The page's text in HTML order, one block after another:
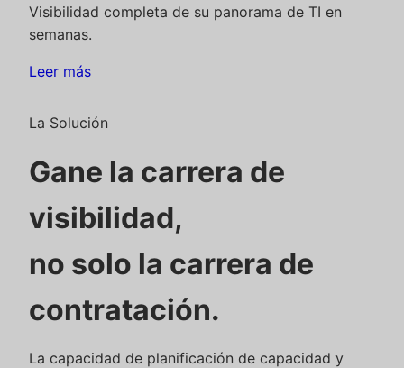
Visibilidad completa de su panorama de TI en
semanas.
Leer más
La Solución
Gane la carrera de
visibilidad,
no solo la carrera de
contratación.
La capacidad de planificación de capacidad y